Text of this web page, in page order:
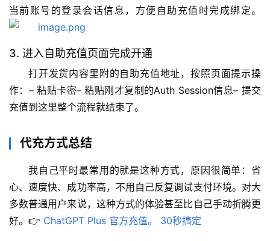
当前账号的登录会话信息，方便自助充值时完成绑定。
3. 进入自助充值页面完成开通
打开发货内容里附的自助充值地址，按照页面提示操
作：– 粘贴卡密– 粘贴刚才复制的Auth Session信息– 提交
充值到这里整个流程就结束了。
代充方式总结
我自己平时最常用的就是这种方式，原因很简单：省
心、速度快、成功率高，不用自己反复调试支付环境。对大
多数普通用户来说，这种方式的体验甚至比自己手动折腾更
好。👉 ChatGPT Plus 官方充值。 30秒搞定